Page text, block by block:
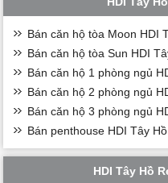
Bán căn hộ tòa Moon HDI
Bán căn hộ tòa Sun HDI
Bán căn hộ 1 phòng ngủ
Bán căn hộ 2 phòng ngủ
Bán căn hộ 3 phòng ngủ
Bán penthouse HDI Tây Hồ
HDI Tây Hồ